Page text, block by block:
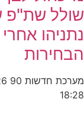
שולל שת"פ
נתניהו אחרי
הבחירות
מערכת חדשות 90
18:28